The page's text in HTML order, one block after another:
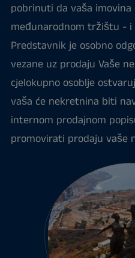
pobrinuti da vaša
međunarodnom tržištu - i
Predstavnik je osobno
vezane uz prodaju Vaše
cjelokupno osoblje
vaša će nekretnina biti
internom prodajnom
promovirati prodaju vaše